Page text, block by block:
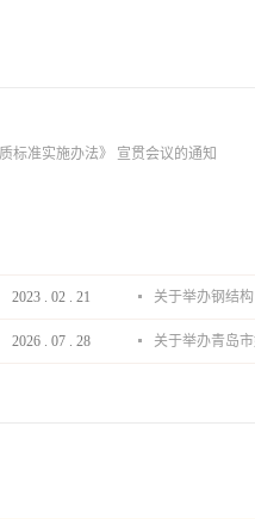
标准实施办法》 宣贯会议的通知
2023 . 02 . 21 关于举办钢结构（及
2026 . 07 . 28 关于举办青岛市